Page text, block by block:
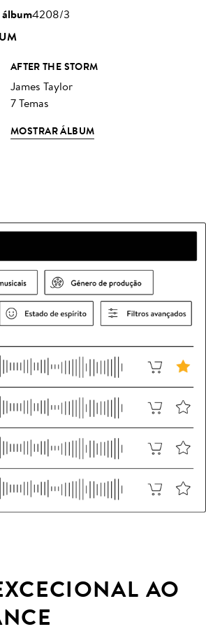
4208/3
AFTER THE STORM
James Taylor
7 Temas
MOSTRAR ÁLBUM
AO